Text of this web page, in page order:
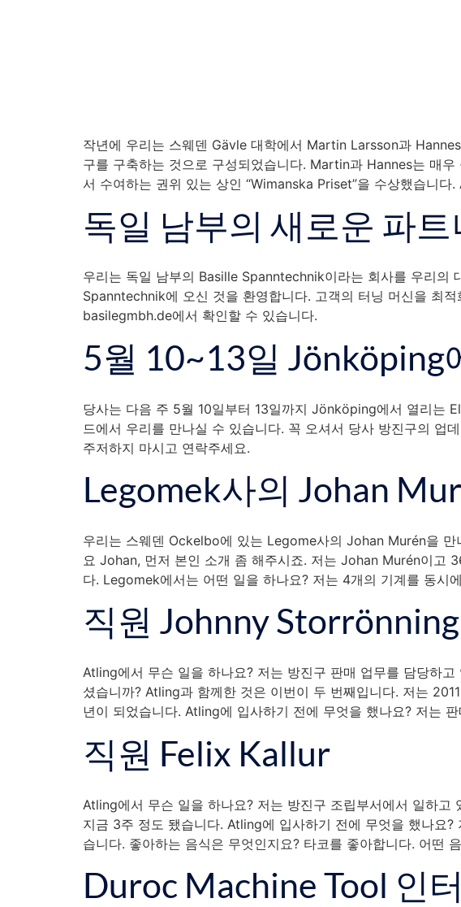
작년에 우리는 스웨덴 Gävle 대학에서 Martin Larsson과
구를 구축하는 것으로 구성되었습니다. Martin과 Hannes는 매
서 수여하는 권위 있는 상인 “Wimanska Priset”을 수상했습니
독일 남부의 새로운 파트
우리는 독일 남부의 Basille Spanntechnik이라는 회사를 우리의
Spanntechnik에 오신 것을 환영합니다. 고객의 터닝 머신을 최
basilegmbh.de에서 확인할 수 있습니다.
5월 10~13일 Jönköping
당사는 다음 주 5월 10일부터 13일까지 Jönköping에서 열리는
드에서 우리를 만나실 수 있습니다. 꼭 오셔서 당사 방진구의 업
주저하지 마시고 연락주세요.
Legomek사의 Johan
우리는 스웨덴 Ockelbo에 있는 Legome사의 Johan Murén을
요 Johan, 먼저 본인 소개 좀 해주시죠. 저는 Johan Murén이고
다. Legomek에서는 어떤 일을 하나요? 저는 4개의 기계를 동
직원 Johnny Storrönning
Atling에서 무슨 일을 하나요? 저는 방진구 판매 업무를 담당하
셨습니까? Atling과 함께한 것은 이번이 두 번째입니다. 저는
년이 되었습니다. Atling에 입사하기 전에 무엇을 했나요? 저는
직원 Felix Kallur
Atling에서 무슨 일을 하나요? 저는 방진구 조립부서에서 일하
지금 3주 정도 됐습니다. Atling에 입사하기 전에 무엇을 했나요
습니다. 좋아하는 음식은 무엇인지요? 타코를 좋아합니다. 어떤
Duroc Machine Tool 인